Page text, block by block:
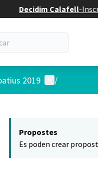
Decidim Calafell-
2019 Menú d'usuari
/
Propostes
Es poden crear